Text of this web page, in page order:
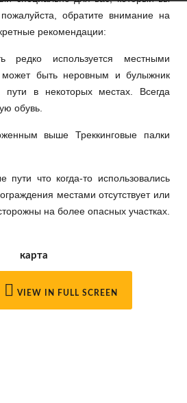
обратите внимание на
рекомендации:
используется местными
может быть неровным и булыжник
в некоторых местах. Всегда
обувь.
выше Треккинговые палки
что когда-то использовались
местами отсутствует или
на более опасных участках.
карта
VIEW IN FULL SCREEN